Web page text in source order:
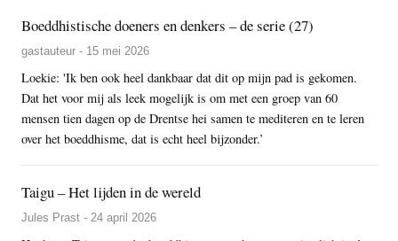
Boeddhistische doeners en denkers – de serie (27)
gastauteur - 15 mei 2026
Loekie: 'Ik ben ook heel dankbaar dat dit op mijn pad is gekomen.
Dat het voor mij als leek mogelijk is om met een groep van 60
mensen tien dagen op de Drentse hei samen te mediteren en te leren
over het boeddhisme, dat is echt heel bijzonder.’
Taigu – Het lijden in de wereld
Jules Prast - 24 april 2026